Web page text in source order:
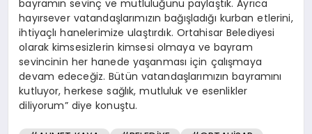
bayramın sevinç ve mutluluğunu paylaştık. Ayrıca
hayırsever vatandaşlarımızın bağışladığı kurban etlerini,
ihtiyaçlı hanelerimize ulaştırdık. Ortahisar Belediyesi
olarak kimsesizlerin kimsesi olmaya ve bayram
sevincinin her hanede yaşanması için çalışmaya
devam edeceğiz. Bütün vatandaşlarımızın bayramını
kutluyor, herkese sağlık, mutluluk ve esenlikler
diliyorum” diye konuştu.